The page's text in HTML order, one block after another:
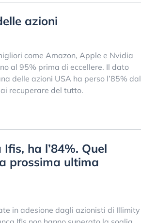
azioni
come Amazon, Apple e Nvidia
al 95% prima di eccellere. Il dato
delle azioni USA ha perso l’85% dal
recuperare del tutto.
ha l’84%. Quel
prossima ultima
in adesione dagli azionisti di Illimity